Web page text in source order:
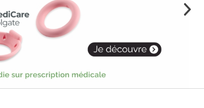
Votre périnée montre des signes de faiblesse ?
Des petites fuites surviennent parfois ?
Reprenez vous-même le contrôle de votre périnée.